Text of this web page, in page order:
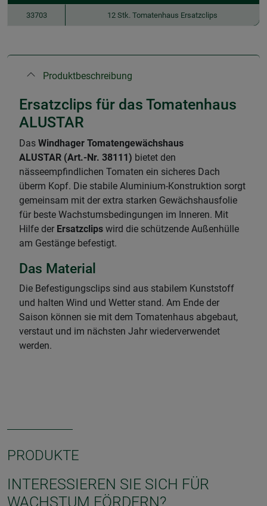
33703 12 Stk. Tomatenhaus Ersatzclips
Produktbeschreibung
Ersatzclips für das Tomatenhaus
ALUSTAR
Das Windhager Tomatengewächshaus
ALUSTAR (Art.-Nr. 38111) bietet den
nässeempfindlichen Tomaten ein sicheres Dach
überm Kopf. Die stabile Aluminium-Konstruktion sorgt
gemeinsam mit der extra starken Gewächshausfolie
für beste Wachstumsbedingungen im Inneren. Mit
Hilfe der Ersatzclips wird die schützende Außenhülle
am Gestänge befestigt.
Das Material
Die Befestigungsclips sind aus stabilem Kunststoff
und halten Wind und Wetter stand. Am Ende der
Saison können sie mit dem Tomatenhaus abgebaut,
verstaut und im nächsten Jahr wiederverwendet
werden.
PRODUKTE
INTERESSIEREN SIE SICH FÜR
WACHSTUM FÖRDERN?